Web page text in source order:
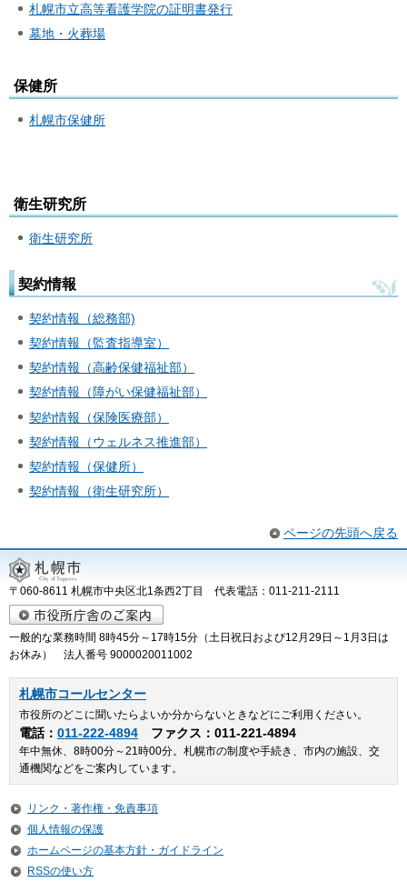
札幌市立高等看護学院の証明書発行
墓地・火葬場
保健所
札幌市保健所
衛生研究所
衛生研究所
契約情報
契約情報（総務部)
契約情報（監査指導室）
契約情報（高齢保健福祉部）
契約情報（障がい保健福祉部）
契約情報（保険医療部）
契約情報（ウェルネス推進部）
契約情報（保健所）
契約情報（衛生研究所）
ページの先頭へ戻る
〒060-8611 札幌市中央区北1条西2丁目 代表電話：011-211-2111
一般的な業務時間 8時45分～17時15分（土日祝日および12月29日～1月3日は
お休み） 法人番号 9000020011002
札幌市コールセンター
市役所のどこに聞いたらよいか分からないときなどにご利用ください。
電話： 011-222-4894 ファクス：011-221-4894
年中無休、8時00分～21時00分。札幌市の制度や手続き、市内の施設、交
通機関などをご案内しています。
リンク・著作権・免責事項
個人情報の保護
ホームページの基本方針・ガイドライン
RSSの使い方